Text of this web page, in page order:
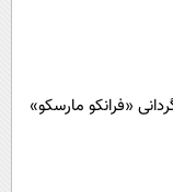
«فرانکو مارسکو»